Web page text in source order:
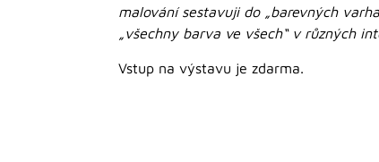
malování sestavuji do „barevných
„všechny barva ve všech“ v různých
Vstup na výstavu je zdarma.